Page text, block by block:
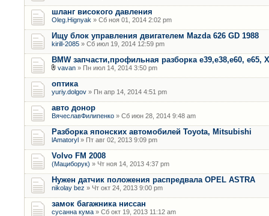
шланг високого давления
Oleg.Hignyak » Сб ноя 01, 2014 2:02 pm
Ищу блок управления двигателем Mazda 626 GD 1988
kirill-2085 » Сб июл 19, 2014 12:59 pm
BMW запчасти,профильная разборка е39,е38,е60, е65,
vavan » Пн июл 14, 2014 3:50 pm
оптика
yuriy.dolgov » Пн апр 14, 2014 4:51 pm
авто донор
ВячеславФилипенко » Сб июн 28, 2014 9:48 am
Разборка японских автомобилей Toyota, Mitsubishi
lAmatoryl » Пт авг 02, 2013 9:09 pm
Volvo FM 2008
(Мациборук) » Чт ноя 14, 2013 4:37 pm
Нужен датчик положения распредвала OPEL ASTRA
nikolay bez » Чт окт 24, 2013 9:00 pm
замок багажника ниссан
сусанна кума » Сб окт 19, 2013 11:12 am